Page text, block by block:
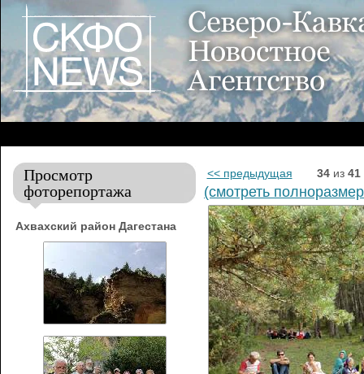
Просмотр
фоторепортажа
Ахвахский район Дагестана
<< предыдущая 34 из 41
(смотреть